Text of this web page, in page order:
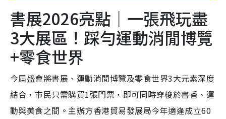
書展2026亮點｜一張飛玩盡
3大展區！踩勻運動消閒博覽
+零食世界
今屆盛會將書展、運動消閒博覽及零食世界3大元素深度
結合，市民只需購買1張門票，即可同時穿梭於書香、運
動與美食之間。主辦方香港貿易發展局今年適逢成立60